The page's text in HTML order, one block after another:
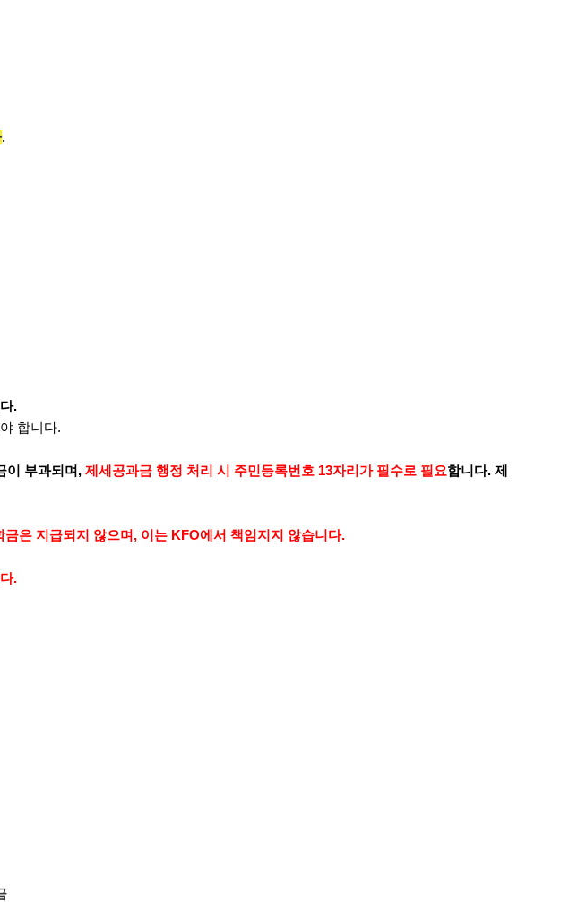
.
.
합니다.
이 부과되며, 제세공과금 행정 처리 시 주민등록번호 13자리가 필수로 필요합니다. 제
은 지급되지 않으며, 이는 KFO에서 책임지지 않습니다.
.